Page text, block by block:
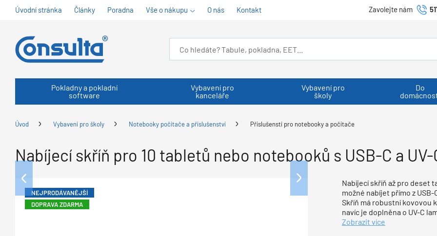
Úvodní stránka Články Poradna Vše o nákupu O nás Kontakt Zavolejte nám
Pokladny a pokladní
software
Vybavení pro
kanceláře
Vybavení pro
školy
Do
Úvod Vybavení pro školy Notebooky počítače a příslušenství Příslušenstí pro notebooky a počítače
Nabíjecí skříň pro 10 tabletů nebo notebooků s USB-C a
NEJPRODÁVANĚJŠÍ
DOPRAVA ZDARMA
Nabíjecí skříň až pro deset
možné nabíjet přímo z USB-
Skříň má robustní kovovou
navíc je doplněna o UV-C
Zobrazit více